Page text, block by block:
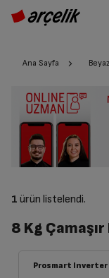
Ana Sayfa
1 ürün listelendi.
8 Kg